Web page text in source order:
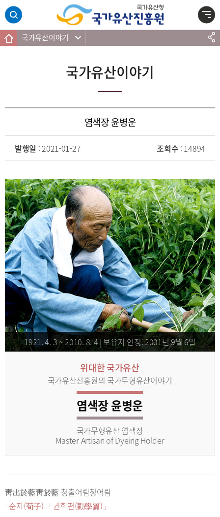
본문 바로가기
주메뉴 바로가기
하단 바로가기
국가유산이야기
국가유산이야기
염색장 윤병운
발행일 : 2021-01-27 조회수 : 14894
1921. 4. 3 ~ 2010. 8. 4 | 보유자 인정: 2001년 9월 6일
위대한 국가유산
국가유산진흥원의 국가무형유산이야기
염색장 윤병운
국가무형유산 염색장
Master Artisan of Dyeing Holder
靑出於藍靑於藍 청출어람청어람
- 순자(荀子) 「권학편(勸學篇)」